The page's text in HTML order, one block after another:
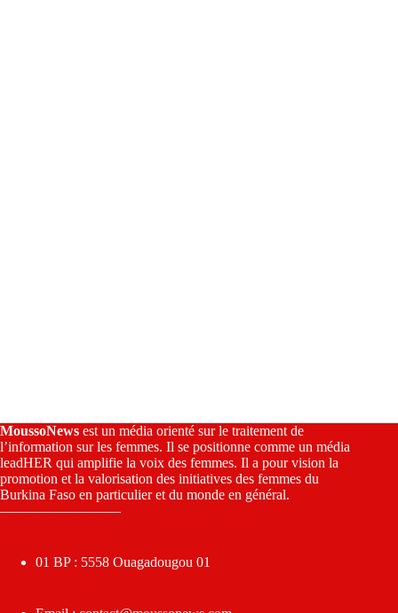
MoussoNews est un média orienté sur le traitement de
l’information sur les femmes. Il se positionne comme un média
leadHER qui amplifie la voix des femmes. Il a pour vision la
promotion et la valorisation des initiatives des femmes du
Burkina Faso en particulier et du monde en général.
————————–
01 BP : 5558 Ouagadougou 01